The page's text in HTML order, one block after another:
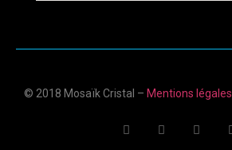
© 2018 Mosaïk Cristal – Mentions légales